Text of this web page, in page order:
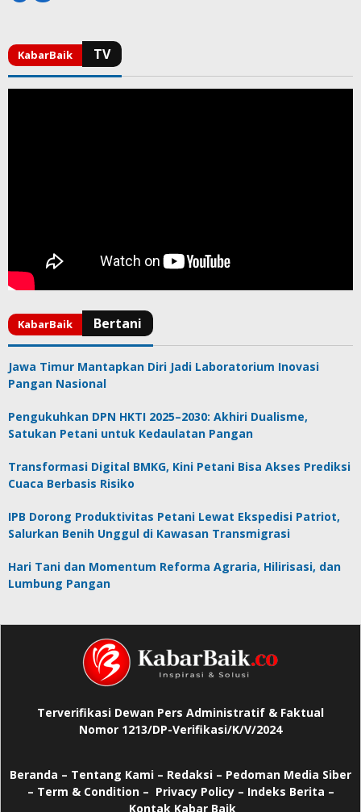
Jawa Timur Mantapkan Diri Jadi Laboratorium Inovasi
Pangan Nasional
Pengukuhkan DPN HKTI 2025–2030: Akhiri Dualisme,
Satukan Petani untuk Kedaulatan Pangan
Transformasi Digital BMKG, Kini Petani Bisa Akses Prediksi
Cuaca Berbasis Risiko
IPB Dorong Produktivitas Petani Lewat Ekspedisi Patriot,
Salurkan Benih Unggul di Kawasan Transmigrasi
Hari Tani dan Momentum Reforma Agraria, Hilirisasi, dan
Lumbung Pangan
Terverifikasi Dewan Pers Administratif & Faktual
Nomor 1213/DP-Verifikasi/K/V/2024
Beranda – Tentang Kami – Redaksi – Pedoman Media Siber
– Term & Condition – Privacy Policy– Indeks Berita –
Kontak Kabar Baik